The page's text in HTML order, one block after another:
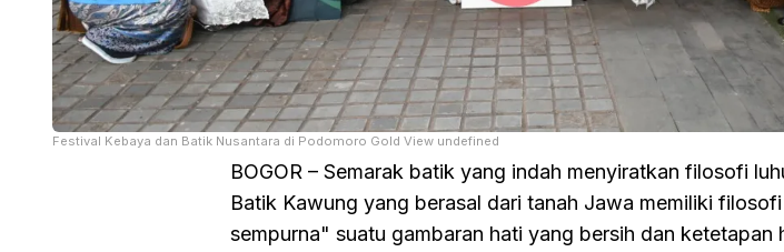
Festival Kebaya dan Batik Nusantara di Podomoro Gold View undefined
BOGOR – Semarak batik yang indah menyiratkan filosofi
Batik Kawung yang berasal dari tanah Jawa memiliki
sempurna" suatu gambaran hati yang bersih dan